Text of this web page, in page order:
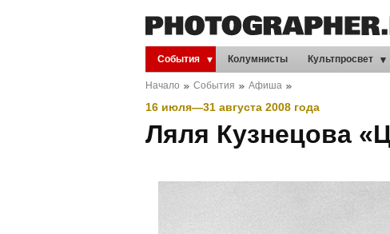
События Колумнисты Культпросвет
Начало События Афиша
16 июля—31 августа 2008 года
Ляля Кузнецова